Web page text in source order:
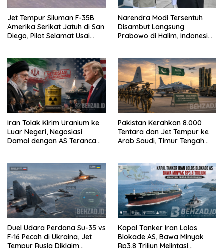
Jet Tempur Siluman F-35B
Amerika Serikat Jatuh di San
Diego, Pilot Selamat Usai
Narendra Modi Tersentuh
Disambut Langsung
Prabowo di Halim, Indonesia
Iran Tolak Kirim Uranium ke
Luar Negeri, Negosiasi
Damai dengan AS Terancam
Pakistan Kerahkan 8.000
Tentara dan Jet Tempur ke
Arab Saudi, Timur Tengah
Duel Udara Perdana Su-35 vs
F-16 Pecah di Ukraina, Jet
Tempur Rusia Diklaim
Kapal Tanker Iran Lolos
Blokade AS, Bawa Minyak
Rp3,8 Triliun Melintasi